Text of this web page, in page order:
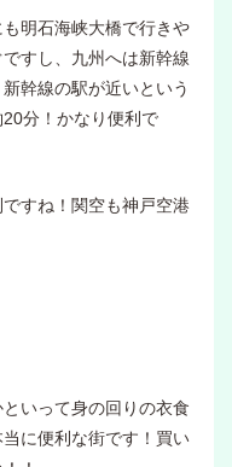
明石海峡大橋で行きや
すし、九州へは新幹線
幹線の駅が近いという
分！かなり便利で
すね！関空も神戸空港
いって身の回りの衣食
に便利な街です！買い